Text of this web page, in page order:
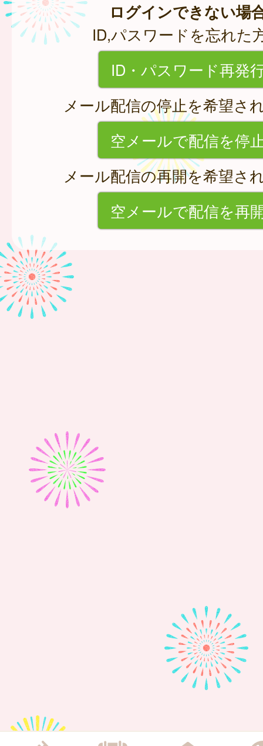
ログインできない場
ID,パスワードを忘れた
ID・パスワード再発
メール配信の停止を希望さ
空メールで配信を停
メール配信の再開を希望さ
空メールで配信を再